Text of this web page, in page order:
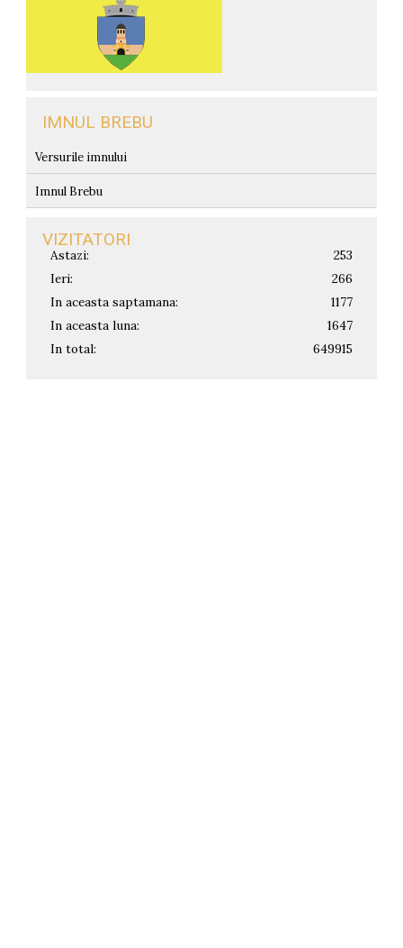
IMNUL BREBU
Versurile imnului
Imnul Brebu
VIZITATORI
Astazi:
253
Ieri:
266
In aceasta saptamana:
1177
In aceasta luna:
1647
In total:
649915